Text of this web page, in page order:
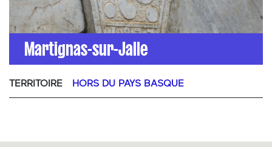
Martignas-sur-Jalle
TERRITOIRE HORS DU PAYS BASQUE